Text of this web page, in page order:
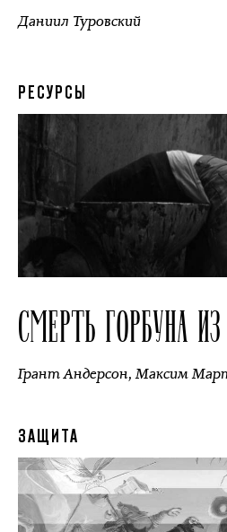
Даниил Туровский
РЕСУРСЫ
СМЕРТЬ ГОРБУНА
Грант Андерсон,Максим
ЗАЩИТА